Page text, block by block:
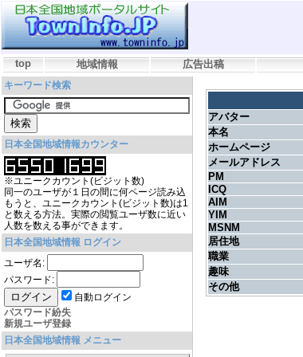
top 地域情報 広告出稿
キーワード検索
日本全国地域情報カウンター
※ユニークカウント(ビジット数)
同一のユーザが１日の間に何ページ読み込
もうと、ユニークカウント(ビジット数)は1
と数える方法。実際の閲覧ユーザ数に近い
人数を数える事ができます。
日本全国地域情報 ログイン
ユーザ名:
パスワード:
自動ログイン
パスワード紛失
新規ユーザ登録
日本全国地域情報 メニュー
アバター
本名
ホームページ
メールアドレス
PM
ICQ
AIM
YIM
MSNM
居住地
職業
趣味
その他